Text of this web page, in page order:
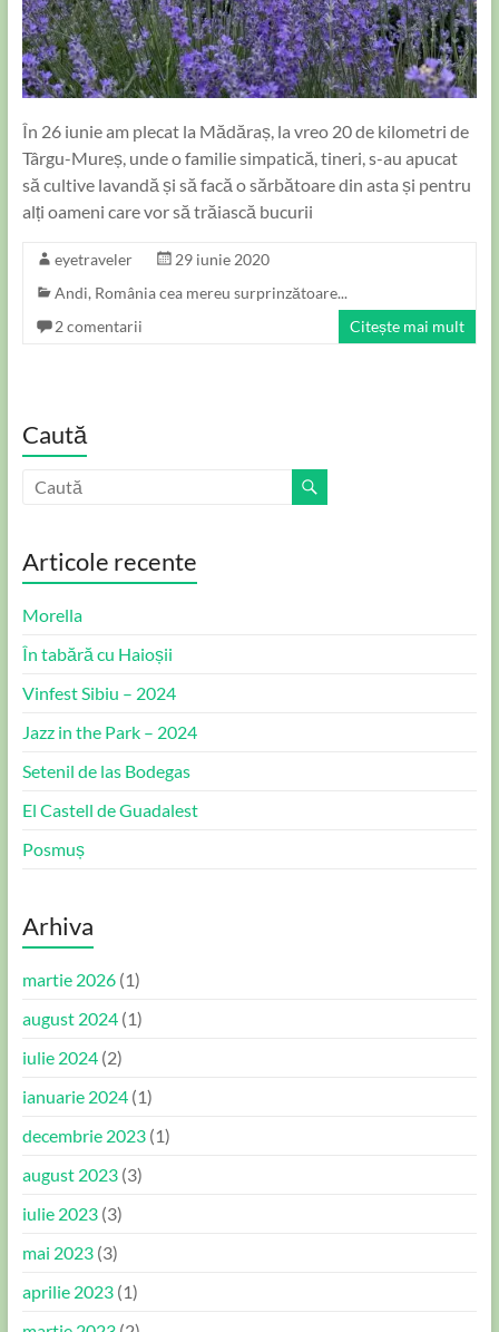
În 26 iunie am plecat la Mădăraș, la vreo 20 de kilometri de
Târgu-Mureș, unde o familie simpatică, tineri, s-au apucat
să cultive lavandă și să facă o sărbătoare din asta și pentru
alți oameni care vor să trăiască bucurii
eyetraveler
29 iunie 2020
Andi, România cea mereu surprinzătoare...
2 comentarii
Citește mai mult
Caută
Articole recente
Morella
În tabără cu Haioșii
Vinfest Sibiu – 2024
Jazz in the Park – 2024
Setenil de las Bodegas
El Castell de Guadalest
Posmuș
Arhiva
martie 2026(1)
august 2024(1)
iulie 2024(2)
ianuarie 2024(1)
decembrie 2023(1)
august 2023(3)
iulie 2023(3)
mai 2023(3)
aprilie 2023(1)